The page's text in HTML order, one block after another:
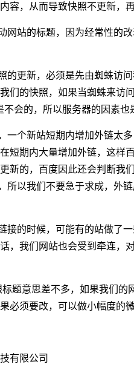
容，从而导致快照不更新，
网站的标题，因为经常性的
的更新，必须是先由蜘蛛访
们的快照，如果当蜘蛛来访
会的，所以服务器的因素也
一个新站短期内增加外链太
短期内大量增加外链，这样
新的，百度因此还会判断我
所以我们不要急于求成，外
接的时候，可能有的站做了
，我们网站也会受到牵连，
题意思差不多，如果我们
必须要改，可以做小幅度的微
有限公司